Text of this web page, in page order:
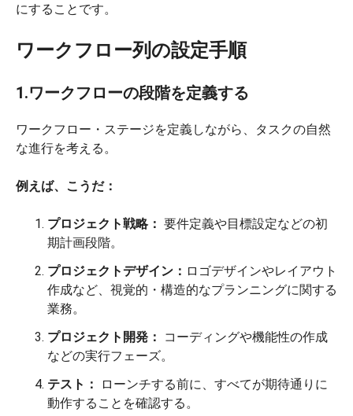
にすることです。
ワークフロー列の設定手順
1.ワークフローの段階を定義する
ワークフロー・ステージを定義しながら、タスクの自然
な進行を考える。
例えば、こうだ：
プロジェクト戦略： 要件定義や目標設定などの初
期計画段階。
プロジェクトデザイン： ロゴデザインやレイアウト
作成など、視覚的・構造的なプランニングに関する
業務。
プロジェクト開発：
コーディングや機能性の作成
などの実行フェーズ。
テスト：
ローンチする前に、すべてが期待通りに
動作することを確認する。